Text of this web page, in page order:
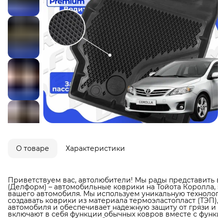
О товаре Характеристики
Приветствуем вас, автолюбители! Мы рады
(Делформ) – автомобильные коврики на Тойота
вашего автомобиля. Мы используем уникальную
создавать коврики из материала термоэластопласт
автомобиля и обеспечивает надежную защиту от грязи
включают в себя функции обычных ковров вместе с